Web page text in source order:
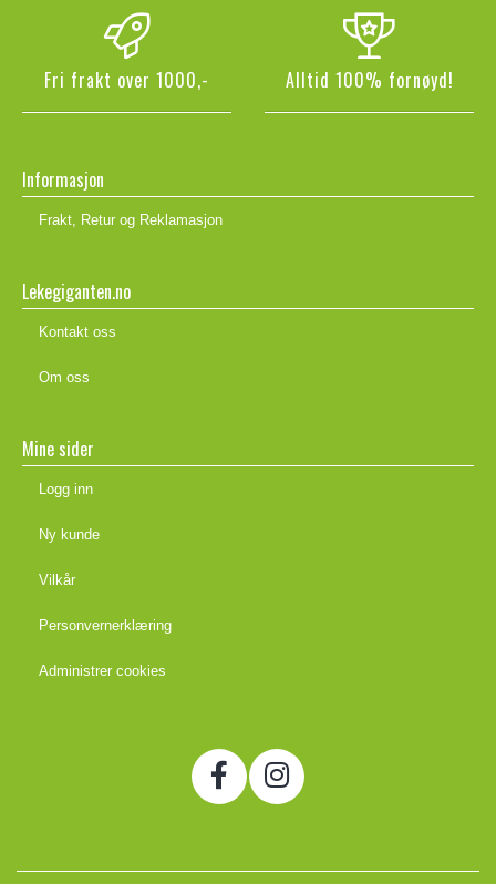
Fri frakt over 1000,- Alltid 100% fornøyd!
Informasjon
Frakt, Retur og Reklamasjon
Lekegiganten.no
Kontakt oss
Om oss
Mine sider
Logg inn
Ny kunde
Vilkår
Personvernerklæring
Administrer cookies